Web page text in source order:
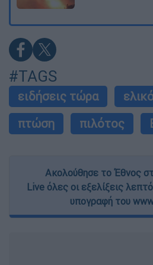
#TAGS
ειδήσεις τώρα
πτώση
πιλότος
Ακολούθησε το Έθνος
Live όλες οι εξελίξεις
υπογραφή του